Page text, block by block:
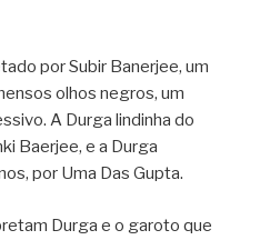
por Subir Banerjee, um
olhos negros, um
A Durga lindinha do
Baerjee, e a Durga
por Uma Das Gupta.
Durga e o garoto que